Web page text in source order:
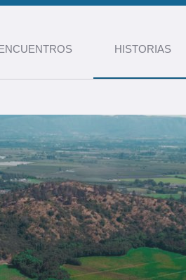
HISTORIAS